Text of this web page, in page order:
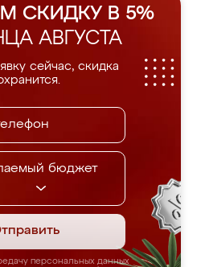
СКИДКУ В 5%
АВГУСТА
сейчас, скидка
бюджет
персональных данных